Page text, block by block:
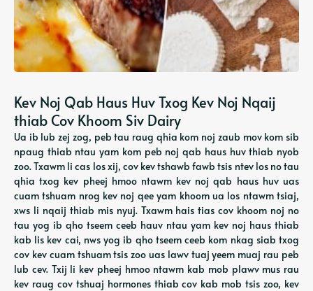
Kev Noj Qab Haus Huv Txog Kev Noj Nqaij
thiab Cov Khoom Siv Dairy
Ua ib lub zej zog, peb tau raug qhia kom noj zaub mov kom sib
npaug thiab ntau yam kom peb noj qab haus huv thiab nyob
zoo. Txawm li cas los xij, cov kev tshawb fawb tsis ntev los no tau
qhia txog kev pheej hmoo ntawm kev noj qab haus huv uas
cuam tshuam nrog kev noj qee yam khoom ua los ntawm tsiaj,
xws li nqaij thiab mis nyuj. Txawm hais tias cov khoom noj no
tau yog ib qho tseem ceeb hauv ntau yam kev noj haus thiab
kab lis kev cai, nws yog ib qho tseem ceeb kom nkag siab txog
cov kev cuam tshuam tsis zoo uas lawv tuaj yeem muaj rau peb
lub cev. Txij li kev pheej hmoo ntawm kab mob plawv mus rau
kev raug cov tshuaj hormones thiab cov kab mob tsis zoo, kev